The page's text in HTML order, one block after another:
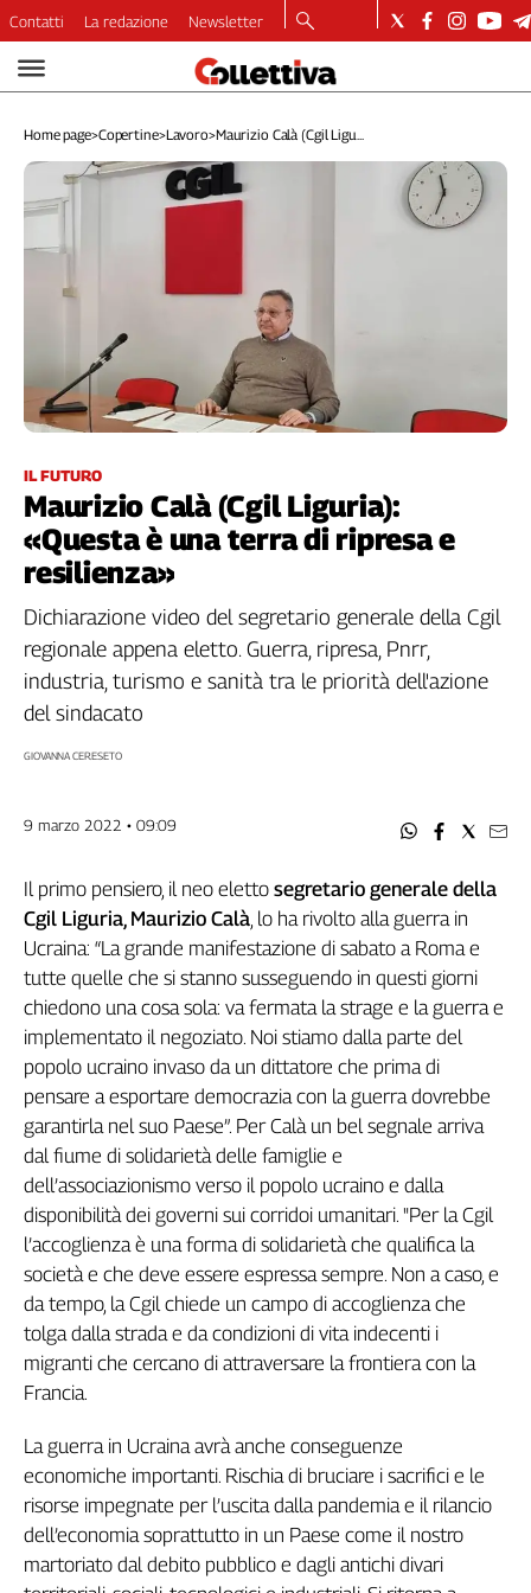
Video
Dirette
Longform
Copertine
Ambiente
Italia
Internazionale
Categorie
Filcams
Filctem
Fillea
Fiom
Flc
Nidil
Spi
Inca
Caaf
Speciali
G8
di
il
sangue
della
ragione
120
anni
Cgil
Collettiva
Academy
Collettiva
Play
Collettiva
Talk
La
settimana
Collettiva
Contatti La redazione Newsletter
Home page>Copertine>Lavoro>Maurizio Calà (Cgil Ligu...
IL FUTURO
Maurizio Calà (Cgil Liguria):
«Questa è una terra di ripresa e
resilienza»
Dichiarazione video del segretario generale della Cgil
regionale appena eletto. Guerra, ripresa, Pnrr,
industria, turismo e sanità tra le priorità dell'azione
del sindacato
GIOVANNA CERESETO
9 marzo 2022 • 09:09
Il primo pensiero, il neo eletto segretario generale della
Cgil Liguria, Maurizio Calà, lo ha rivolto alla guerra in
Ucraina: “La grande manifestazione di sabato a Roma e
tutte quelle che si stanno susseguendo in questi giorni
chiedono una cosa sola: va fermata la strage e la guerra e
implementato il negoziato. Noi stiamo dalla parte del
popolo ucraino invaso da un dittatore che prima di
pensare a esportare democrazia con la guerra dovrebbe
garantirla nel suo Paese”. Per Calà un bel segnale arriva
dal fiume di solidarietà delle famiglie e
dell’associazionismo verso il popolo ucraino e dalla
disponibilità dei governi sui corridoi umanitari. "Per la Cgil
l’accoglienza è una forma di solidarietà che qualifica la
società e che deve essere espressa sempre. Non a caso, e
da tempo, la Cgil chiede un campo di accoglienza che
tolga dalla strada e da condizioni di vita indecenti i
migranti che cercano di attraversare la frontiera con la
Francia.
La guerra in Ucraina avrà anche conseguenze
economiche importanti. Rischia di bruciare i sacrifici e le
risorse impegnate per l’uscita dalla pandemia e il rilancio
dell’economia soprattutto in un Paese come il nostro
martoriato dal debito pubblico e dagli antichi divari